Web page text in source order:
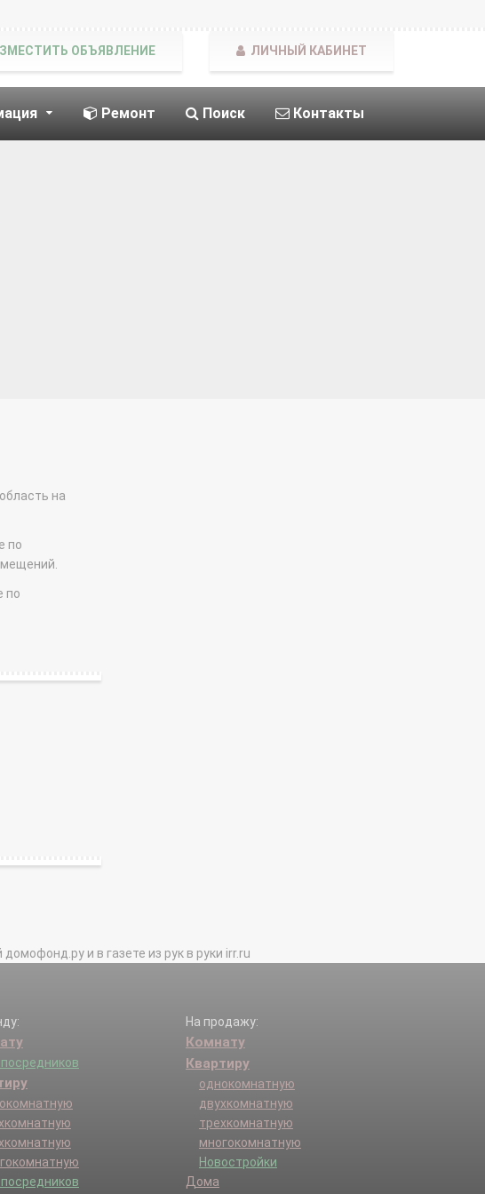
Ремонт Поиск Контакты
ОБЪЯВЛЕНИЕ ЛИЧНЫЙ КАБИНЕТ
на
по
по
и в газете из рук в руки irr.ru
посредников
посредников
На продажу:
Комнату
Квартиру
однокомнатную
двухкомнатную
трехкомнатную
многокомнатную
Новостройки
Дома